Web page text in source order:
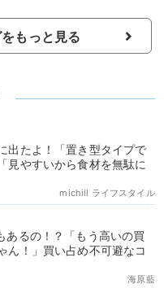
もっと見る
出たよ！「置き型タイプで
見やすいから食材を無駄に
michill ライフスタイル
あるの！？「もう高いの買
ん！」買い占め不可避なコ
海原藍